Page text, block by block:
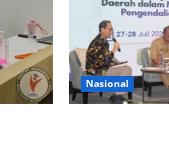
Nasional